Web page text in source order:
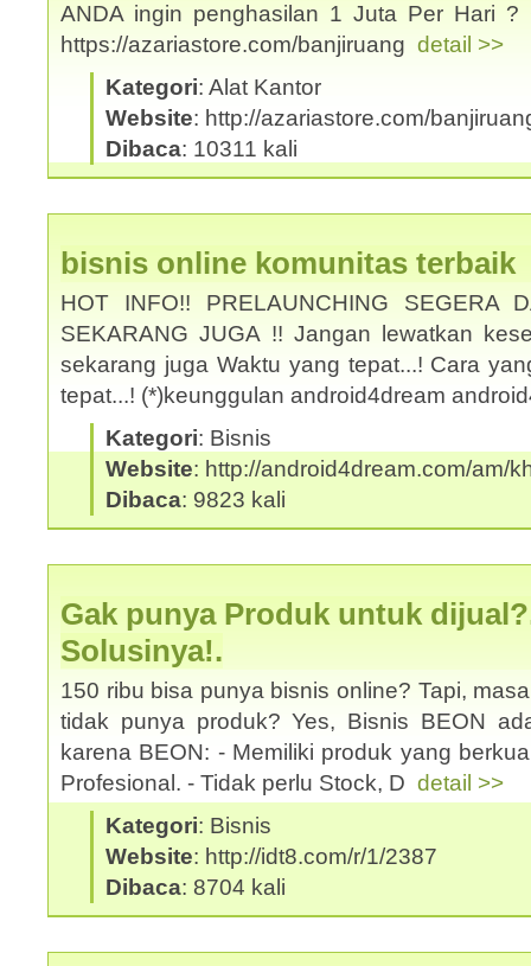
ANDA ingin penghasilan 1 Juta Per Hari ?
https://azariastore.com/banjiruang detail >>
Kategori: Alat Kantor
Website: http://azariastore.com/
Dibaca: 10311 kali
bisnis online komunitas terbaik
HOT INFO!! PRELAUNCHING SEGERA
SEKARANG JUGA !! Jangan lewatkan
sekarang juga Waktu yang tepat...! Cara
tepat...! (*)keunggulan android4dream
Kategori: Bisnis
Website: http://android4dream.com/am/
Dibaca: 9823 kali
Gak punya Produk untuk
Solusinya!.
150 ribu bisa punya bisnis online? Tapi,
tidak punya produk? Yes, Bisnis BEON
karena BEON: - Memiliki produk yang
Profesional. - Tidak perlu Stock, D detail >>
Kategori: Bisnis
Website: http://idt8.com/r/1/2387
Dibaca: 8704 kali